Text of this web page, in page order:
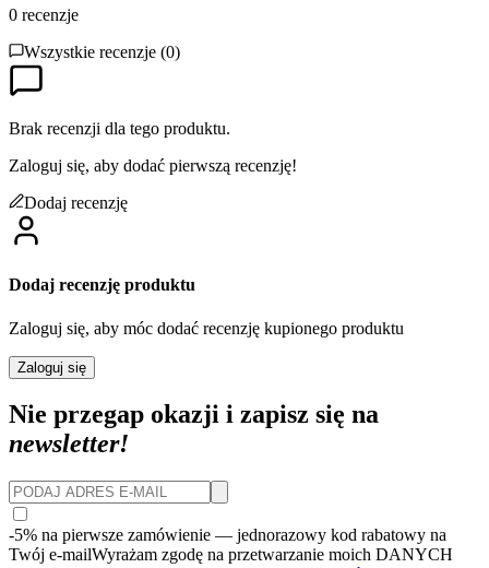
0 recenzje
Wszystkie recenzje (0)
Brak recenzji dla tego produktu.
Zaloguj się, aby dodać pierwszą recenzję!
Dodaj recenzję
Dodaj recenzję produktu
Zaloguj się, aby móc dodać recenzję kupionego produktu
Zaloguj się
Nie przegap okazji i zapisz się na
newsletter!
-5% na pierwsze zamówienie — jednorazowy kod rabatowy na
Twój e-mailWyrażam zgodę na przetwarzanie moich DANYCH